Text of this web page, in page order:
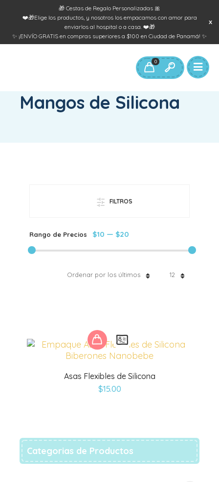
🎁 Cestas de Regalo Personalizadas 🎀
❤️🎁Elige los productos, y nosotros los empacamos con amor para
enviarlos al hospital o a casa. ❤️🎁
✨ ¡ENVÍO GRATIS en compras superiores a $100 en Ciudad de Panamá! ✨
0
PRODUCTOS ETIQUETADOS “MANGOS DE SILICONA”
Mangos de Silicona
FILTROS
Rango de Precios $10 — $20
12
Ordenar por los últimos
Asas Flexibles de Silicona
$15.00
Este
producto
tiene
variantes.
Las
elegir
en
la
Categorias de Productos